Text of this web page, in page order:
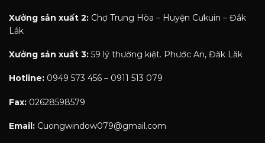
Xưởng sản xuất 2: Chợ Trung Hòa – Huyện Cưkuin – Đắk
Lắk
Xưởng sản xuất 3: 59 lý thường kiệt. Phước An, Đăk Lăk
Hotline: 0949 573 456 – 0911 513 079
Fax: 02628598579
Email: Cuongwindow079@gmail.com